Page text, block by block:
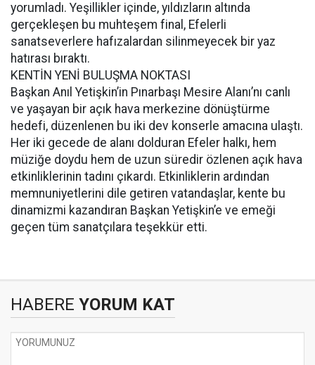
yorumladı. Yeşillikler içinde, yıldızların altında
gerçekleşen bu muhteşem final, Efelerli
sanatseverlere hafızalardan silinmeyecek bir yaz
hatırası bıraktı.
KENTİN YENİ BULUŞMA NOKTASI
Başkan Anıl Yetişkin’in Pınarbaşı Mesire Alanı’nı canlı
ve yaşayan bir açık hava merkezine dönüştürme
hedefi, düzenlenen bu iki dev konserle amacına ulaştı.
Her iki gecede de alanı dolduran Efeler halkı, hem
müziğe doydu hem de uzun süredir özlenen açık hava
etkinliklerinin tadını çıkardı. Etkinliklerin ardından
memnuniyetlerini dile getiren vatandaşlar, kente bu
dinamizmi kazandıran Başkan Yetişkin’e ve emeği
geçen tüm sanatçılara teşekkür etti.
HABERE YORUM KAT